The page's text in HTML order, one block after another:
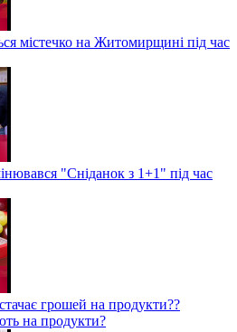
містечко на Житомирщині під час
"Сніданок з 1+1" під час
грошей на продукти??
на продукти?